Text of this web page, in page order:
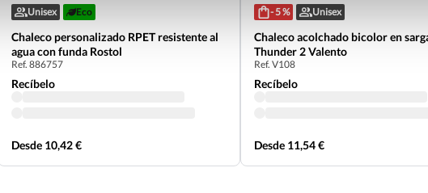
Unisex Eco
Chaleco personalizado RPET resistente al
agua con funda Rostol
Ref. 886757
Recíbelo
Desde 10,42 €
- 5 % Unisex
Chaleco acolchado bicolor en
Thunder 2 Valento
Ref. V108
Recíbelo
Desde 11,54 €